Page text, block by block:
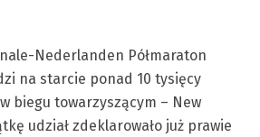
Nederlanden Półmaraton
na starcie ponad 10 tysięcy
biegu towarzyszącym – New
udział zdeklarowało już prawie